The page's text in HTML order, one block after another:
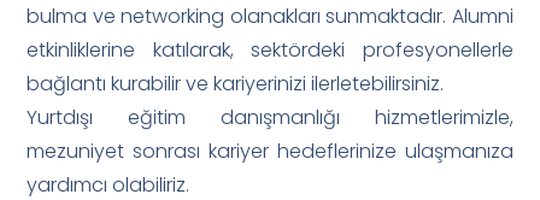
bulma ve networking olanakları sunmaktadır. Alumni
etkinliklerine katılarak, sektördeki profesyonellerle
bağlantı kurabilir ve kariyerinizi ilerletebilirsiniz.
Yurtdışı eğitim danışmanlığı hizmetlerimizle,
mezuniyet sonrası kariyer hedeflerinize ulaşmanıza
yardımcı olabiliriz.